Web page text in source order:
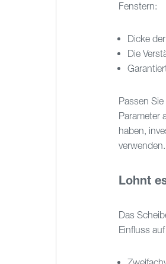
Fenstern:
Dicke
Die
Passen
Parameter
haben,
verwenden.
Lohnt
Das
Einfluss